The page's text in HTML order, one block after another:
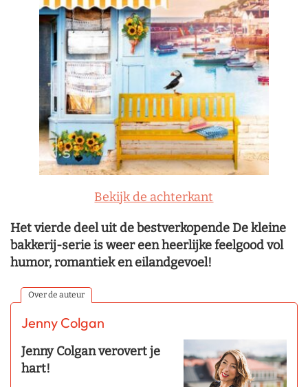
Bekijk de achterkant
Het vierde deel uit de bestverkopende De kleine
bakkerij-serie is weer een heerlijke feelgood vol
humor, romantiek en eilandgevoel!
Over de auteur
Jenny Colgan
Jenny Colgan verovert je
hart!